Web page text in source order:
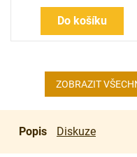
Do košíku
ZOBRAZIT
Popis Diskuze